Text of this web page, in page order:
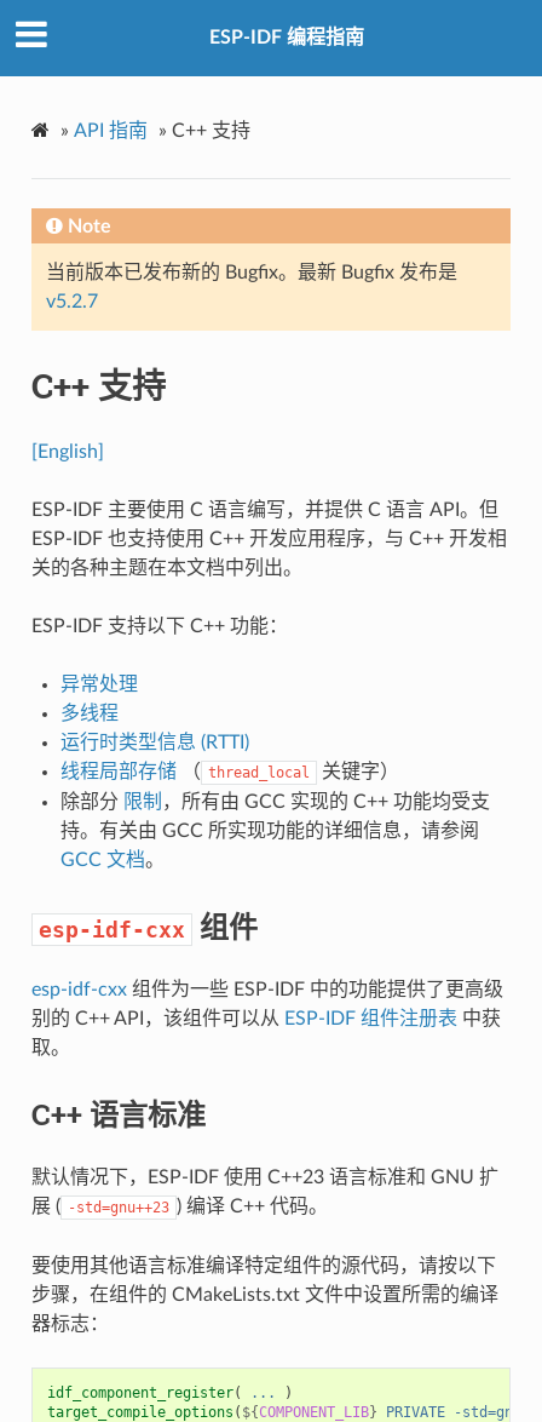
ESP-IDF 编程指南
» API 指南 » C++ 支持
Note
当前版本已发布新的 Bugfix。最新 Bugfix 发布是
v5.2.7
C++ 支持
[English]
ESP-IDF 主要使用 C 语言编写，并提供 C 语言 API。但
ESP-IDF 也支持使用 C++ 开发应用程序，与 C++ 开发相
关的各种主题在本文档中列出。
ESP-IDF 支持以下 C++ 功能：
异常处理
多线程
运行时类型信息 (RTTI)
线程局部存储（ thread_local
关键字）
除部分 限制 ，所有由 GCC 实现的 C++ 功能均受支
持。有关由 GCC 所实现功能的详细信息，请参阅
GCC 文档。
esp-idf-cxx 组件
esp-idf-cxx组件为一些 ESP-IDF 中的功能提供了更高级
别的 C++ API，该组件可以从 ESP-IDF 组件注册表 中获
取。
C++ 语言标准
默认情况下，ESP-IDF 使用 C++23 语言标准和 GNU 扩
展 ( -std=gnu++23 ) 编译 C++ 代码。
要使用其他语言标准编译特定组件的源代码，请按以下
步骤，在组件的 CMakeLists.txt 文件中设置所需的编译
器标志：
idf_component_register( ...
)
target_compile_options ( ${COMPONENT_LIB} PRIVATE -